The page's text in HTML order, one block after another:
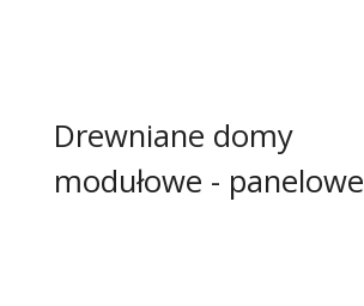
Drewniane domy
modułowe - panelowe